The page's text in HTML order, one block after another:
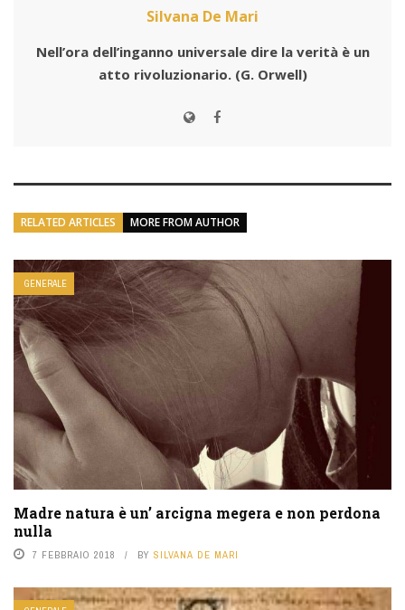
Silvana De Mari
Nell’ora dell’inganno universale dire la verità è un
atto rivoluzionario. (G. Orwell)
RELATED ARTICLES MORE FROM AUTHOR
GENERALE
Madre natura è un’ arcigna megera e non perdona
nulla
7 FEBBRAIO 2018 BY SILVANA DE MARI